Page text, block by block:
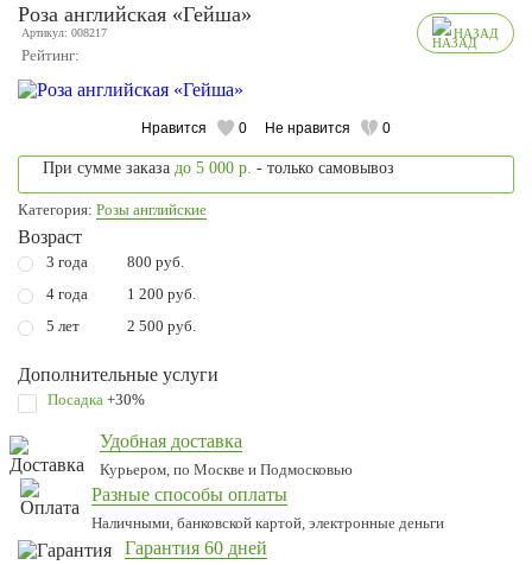
Роза английская «Гейша»
Артикул: 008217
Рейтинг:
НАЗАД
Нравится 0 Не нравится 0
При сумме заказа до 5 000 р. - только самовывоз
Категория: Розы английские
Возраст
3 года
800 руб.
4 года
1 200 руб.
5 лет
2 500 руб.
Дополнительные услуги
Посадка +30%
Удобная доставка
Курьером, по Москве и Подмосковью
Разные способы оплаты
Наличными, банковской картой, электронные деньги
Гарантия 60 дней